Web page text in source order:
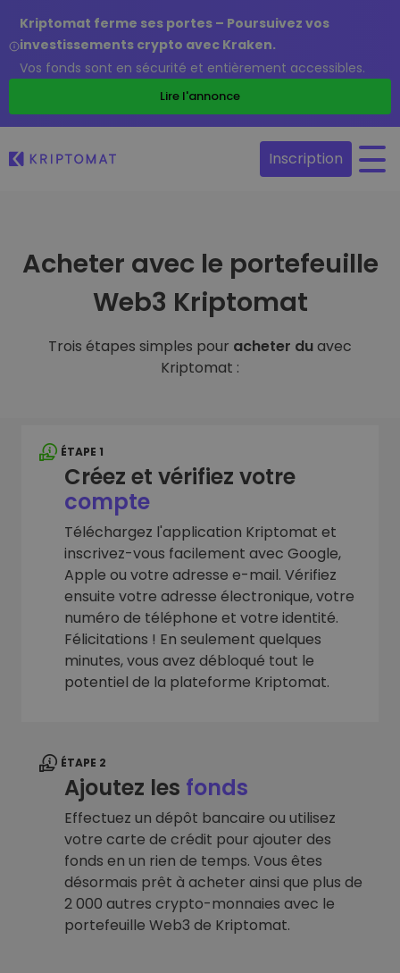
Kriptomat ferme ses portes – Poursuivez vos
investissements crypto avec Kraken.
Vos fonds sont en sécurité et entièrement accessibles.
Lire l'annonce
Inscription
Acheter avec le portefeuille
Web3 Kriptomat
Trois étapes simples pour acheter duavec
Kriptomat :
ÉTAPE 1
Créez et vérifiez votre
compte
Téléchargez l'application Kriptomat et
inscrivez-vous facilement avec Google,
Apple ou votre adresse e-mail. Vérifiez
ensuite votre adresse électronique, votre
numéro de téléphone et votre identité.
Félicitations ! En seulement quelques
minutes, vous avez débloqué tout le
potentiel de la plateforme Kriptomat.
ÉTAPE 2
Ajoutez les fonds
Effectuez un dépôt bancaire ou utilisez
votre carte de crédit pour ajouter des
fonds en un rien de temps. Vous êtes
désormais prêt à acheter ainsi que plus de
2 000 autres crypto-monnaies avec le
portefeuille Web3 de Kriptomat.